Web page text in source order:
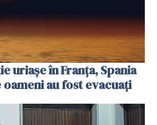
uriașe în Franța, Spania
au fost evacuați